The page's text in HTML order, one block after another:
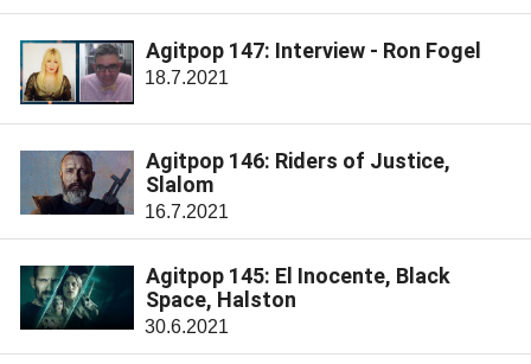
Agitpop 147: Interview - Ron Fogel
18.7.2021
Agitpop 146: Riders of Justice,
Slalom
16.7.2021
Agitpop 145: El Inocente, Black
Space, Halston
30.6.2021